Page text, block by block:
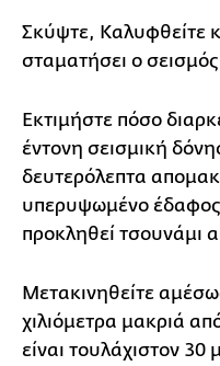
Σκύψτε, Καλυφθείτε
σταματήσει ο
Εκτιμήστε πόσο
έντονη σεισμική
δευτερόλεπτα
υπερυψωμένο
προκληθεί τσουνάμι
Μετακινηθείτε
χιλιόμετρα μακριά
είναι τουλάχιστον